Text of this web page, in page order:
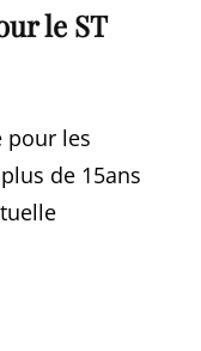
le ST
pour les
de 15ans